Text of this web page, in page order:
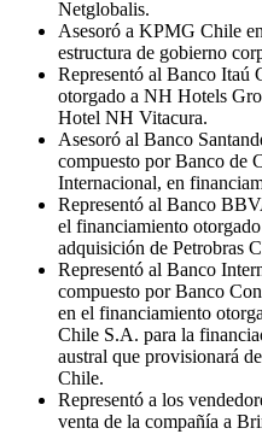
Netglobalis.
Asesoró a KPMG Chile
estructura de gobierno
Representó al Banco Itaú
otorgado a NH Hotels
Hotel NH Vitacura.
Asesoró al Banco
compuesto por Banco de
Internacional, en
Representó al Banco
el financiamiento
adquisición de Petrobras
Representó al Banco
compuesto por Banco
en el financiamiento
Chile S.A. para la
austral que provisionará
Chile.
Representó a los
venta de la compañía a